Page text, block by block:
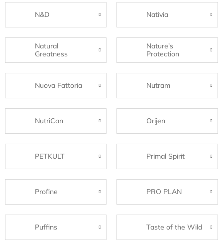
N&D Nativia
Natural
Greatness
Nature's
Protection
Nuova Fattoria Nutram
NutriCan Orijen
PETKULT Primal Spirit
Profine PRO PLAN
Puffins Taste of the Wild